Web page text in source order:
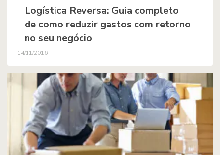
Logística Reversa: Guia completo
de como reduzir gastos com retorno
no seu negócio
14/11/2016